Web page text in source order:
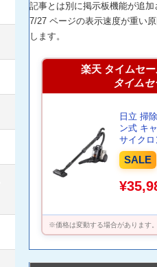
記事とは別に掲示板機能が追加
7/27 ページの表示速度が重い
します。
楽天 タイムセー
タイム
日立 掃
ン式 キ
サイクロ
式 LED
自走式
SALE
※価格は変動する場合があります